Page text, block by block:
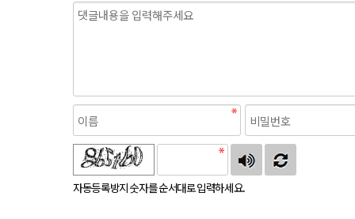
자동등록방지 숫자를 순서대로 입력하세요.